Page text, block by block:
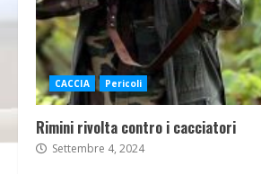
CACCIA Pericoli
Rimini rivolta contro i cacciatori
Settembre 4, 2024